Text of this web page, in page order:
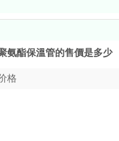
氨酯保溫管的售價是多少
格